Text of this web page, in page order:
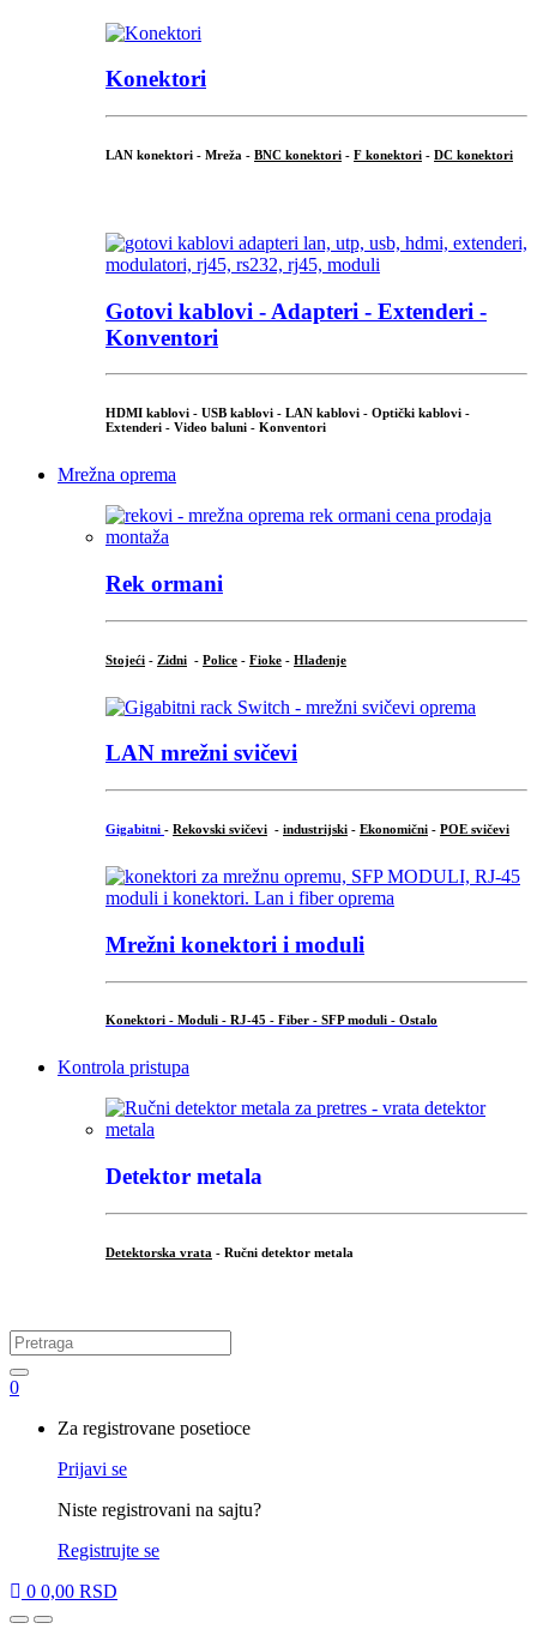
Konektori
LAN konektori - Mreža - BNC konektori - F konektori - DC konektori
Gotovi kablovi - Adapteri - Extenderi -
Konventori
HDMI kablovi - USB kablovi - LAN kablovi - Optički kablovi -
Extenderi - Video baluni - Konventori
Mrežna oprema
Rek ormani
Stojeći - Zidni - Police - Fioke - Hlađenje
LAN mrežni svičevi
Gigabitni - Rekovski svičevi - industrijski - Ekonomični - POE svičevi
Mrežni konektori i moduli
Konektori - Moduli - RJ-45 - Fiber - SFP moduli - Ostalo
Kontrola pristupa
Detektor metala
Detektorska vrata - Ručni detektor metala
Search
for:
0
Za registrovane posetioce
Prijavi se
Niste registrovani na sajtu?
Registrujte se
0 0,00 RSD
OpenClose